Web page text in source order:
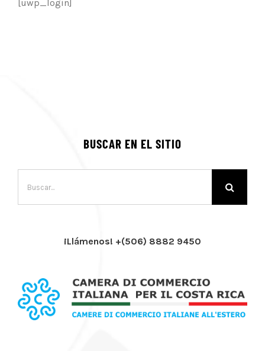
[uwp_login]
BUSCAR EN EL SITIO
¡Llámenos! +(506) 8882 9450